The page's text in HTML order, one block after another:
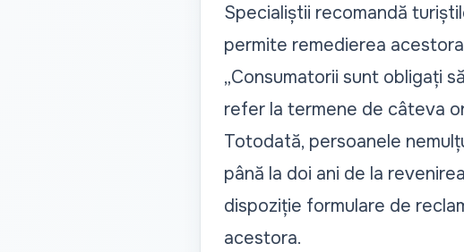
Specialiștii recomandă
permite remedierea
„Consumatorii sunt obligați
refer la termene de câteva
Totodată, persoanele
până la doi ani de la
dispoziție formulare de
acestora.